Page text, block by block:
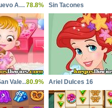
Hazel y su Nuevo Amigo 78.8% Sin Tacones
Baby Hazel San Valentin80.9% Ariel Dulces 16